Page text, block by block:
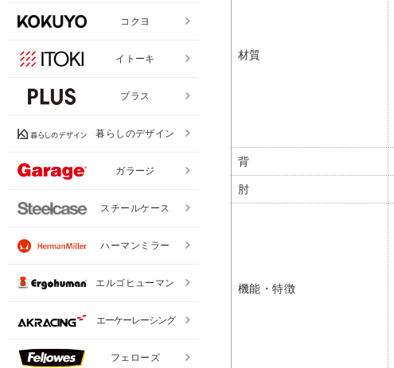
材質
背
肘
機能・特徴
コクヨ
イトーキ
プラス
暮らしのデザイン
ガラージ
スチールケース
ハーマンミラー
エルゴヒューマン
エーケーレーシング
フェローズ